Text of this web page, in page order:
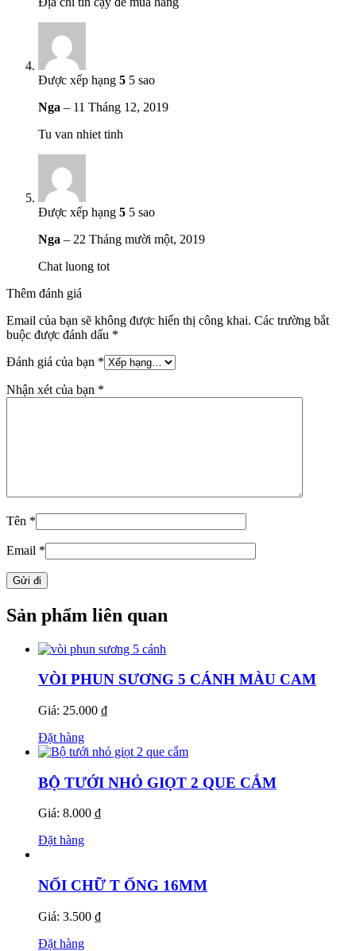
Được xếp hạng 5 5 sao
Nga – 11 Tháng 12, 2019
Tu van nhiet tinh
Được xếp hạng 5 5 sao
Nga – 22 Tháng mười một, 2019
Chat luong tot
Thêm đánh giá
Email của bạn sẽ không được hiển thị công khai. Các trường bắt
buộc được đánh dấu *
Đánh giá của bạn *
Nhận xét của bạn *
Tên *
Email *
Sản phẩm liên quan
VÒI PHUN SƯƠNG 5 CÁNH MÀU CAM
Giá: 25.000 ₫
Đặt hàng
BỘ TƯỚI NHỎ GIỌT 2 QUE CẮM
Giá: 8.000 ₫
Đặt hàng
NỐI CHỮ T ỐNG 16MM
Giá: 3.500 ₫
Đặt hàng